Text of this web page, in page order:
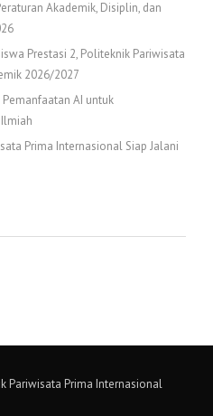
Akademik, Disiplin, dan
Prestasi 2, Politeknik Pariwisata
2026/2027
AI untuk
Prima Internasional Siap Jalani
Pariwisata Prima Internasional